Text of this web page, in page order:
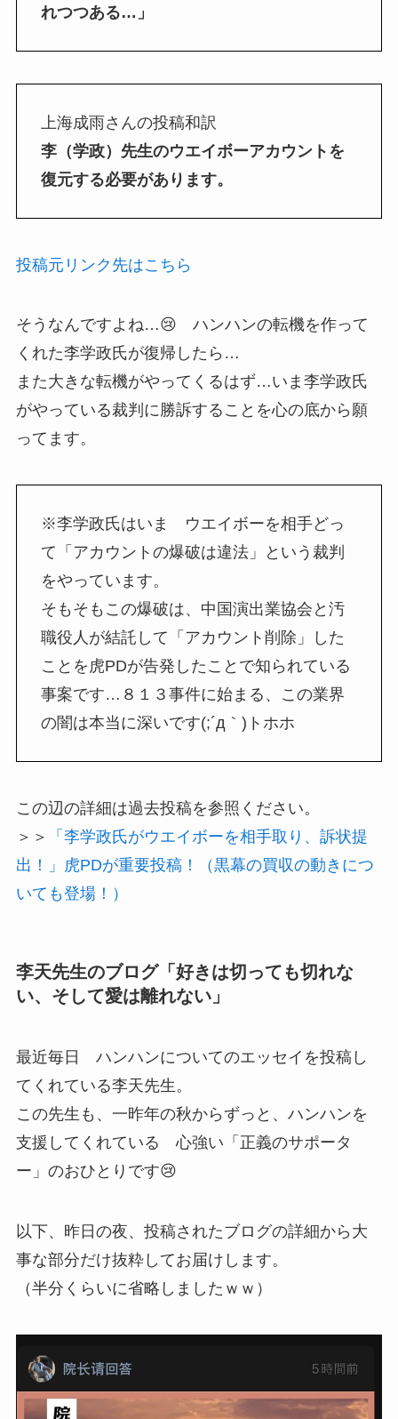
れつつある…」
上海成雨さんの投稿和訳
李（学政）先生のウエイボーアカウントを
復元する必要があります。
投稿元リンク先はこちら
そうなんですよね…😢 ハンハンの転機を作って
くれた李学政氏が復帰したら…
また大きな転機がやってくるはず…いま李学政氏
がやっている裁判に勝訴することを心の底から願
ってます。
※李学政氏はいま ウエイボーを相手どっ
て「アカウントの爆破は違法」という裁判
をやっています。
そもそもこの爆破は、中国演出業協会と汚
職役人が結託して「アカウント削除」した
ことを虎PDが告発したことで知られている
事案です…８１３事件に始まる、この業界
の闇は本当に深いです(;´д｀)トホホ
この辺の詳細は過去投稿を参照ください。
＞＞
「李学政氏がウエイボーを相手取り、訴状提
出！」虎PDが重要投稿！（黒幕の買収の動きにつ
いても登場！）
李天先生のブログ「好きは切っても切れな
い、そして愛は離れない」
最近毎日 ハンハンについてのエッセイを投稿し
てくれている李天先生。
この先生も、一昨年の秋からずっと、ハンハンを
支援してくれている 心強い「正義のサポータ
ー」のおひとりです😢
以下、昨日の夜、投稿されたブログの詳細から大
事な部分だけ抜粋してお届けします。
（半分くらいに省略しましたｗｗ）